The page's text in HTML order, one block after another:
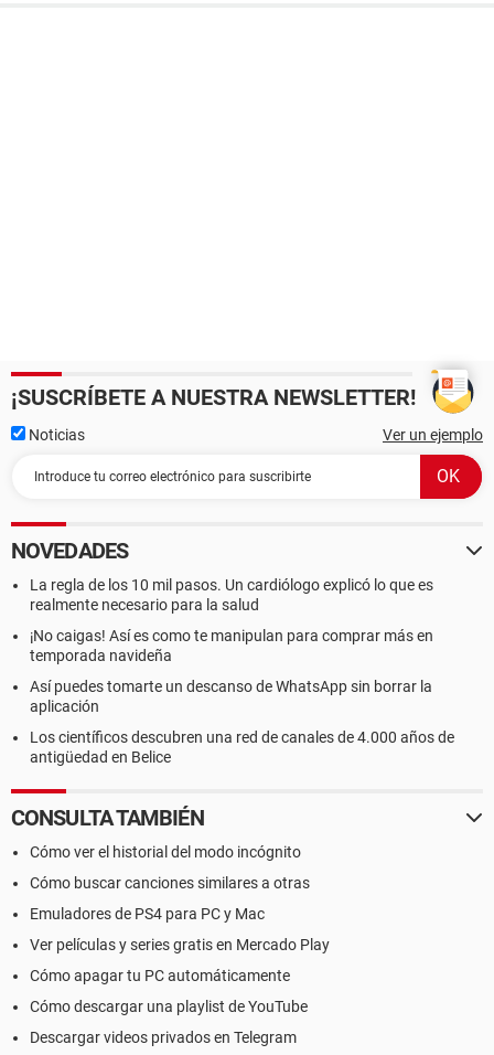
¡SUSCRÍBETE A NUESTRA NEWSLETTER!
Noticias Ver un ejemplo
NOVEDADES
La regla de los 10 mil pasos. Un cardiólogo explicó lo que es
realmente necesario para la salud
¡No caigas! Así es como te manipulan para comprar más en
temporada navideña
Así puedes tomarte un descanso de WhatsApp sin borrar la
aplicación
Los científicos descubren una red de canales de 4.000 años de
antigüedad en Belice
CONSULTA TAMBIÉN
Cómo ver el historial del modo incógnito
Cómo buscar canciones similares a otras
Emuladores de PS4 para PC y Mac
Ver películas y series gratis en Mercado Play
Cómo apagar tu PC automáticamente
Cómo descargar una playlist de YouTube
Descargar videos privados en Telegram